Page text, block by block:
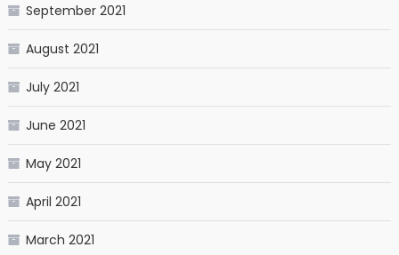
September 2021
August 2021
July 2021
June 2021
May 2021
April 2021
March 2021